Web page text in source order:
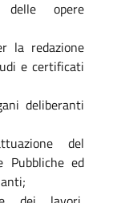
delle opere
la redazione
e certificati
deliberanti
del
Pubbliche ed